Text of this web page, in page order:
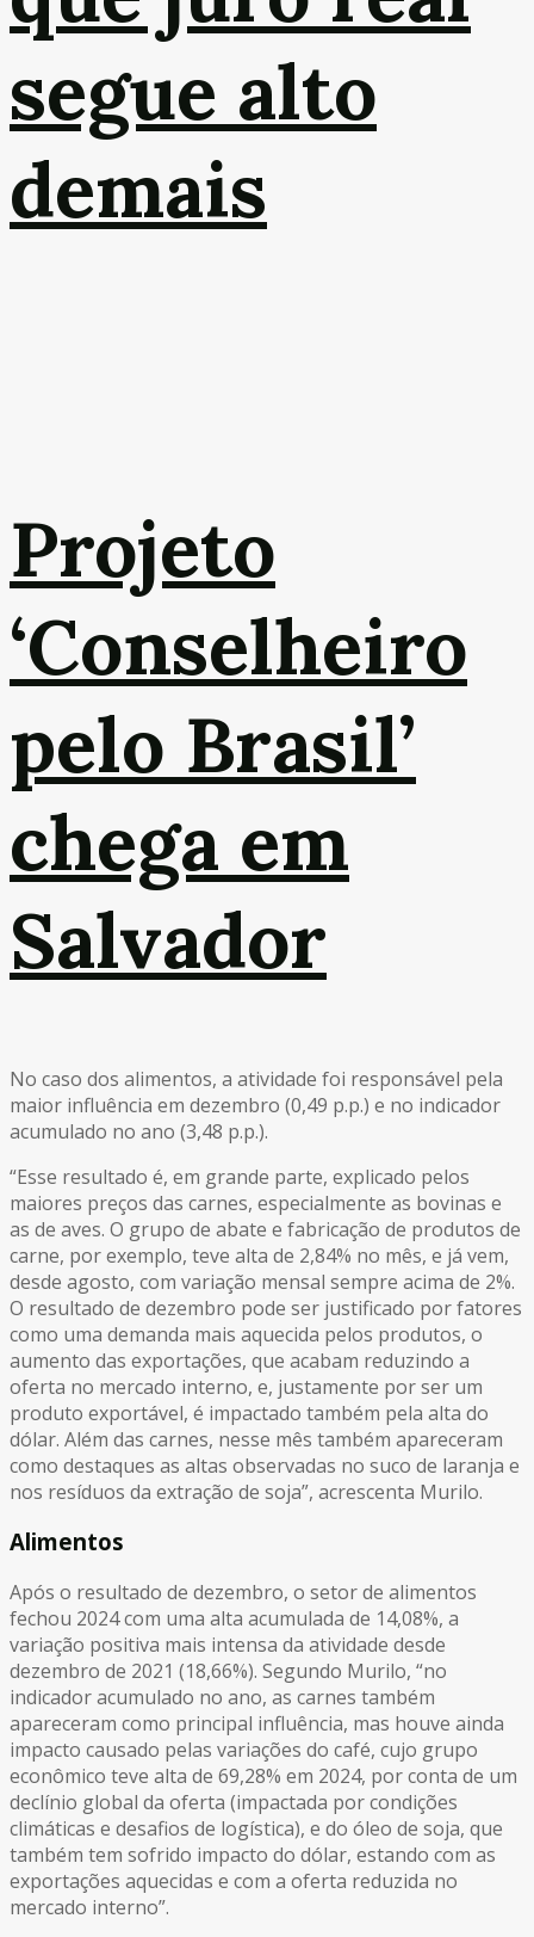
segue alto
demais
Projeto
‘Conselheiro
pelo Brasil’
chega em
Salvador
No caso dos alimentos, a atividade foi responsável pela
maior influência em dezembro (0,49 p.p.) e no indicador
acumulado no ano (3,48 p.p.).
“Esse resultado é, em grande parte, explicado pelos
maiores preços das carnes, especialmente as bovinas e
as de aves. O grupo de abate e fabricação de produtos de
carne, por exemplo, teve alta de 2,84% no mês, e já vem,
desde agosto, com variação mensal sempre acima de 2%.
O resultado de dezembro pode ser justificado por fatores
como uma demanda mais aquecida pelos produtos, o
aumento das exportações, que acabam reduzindo a
oferta no mercado interno, e, justamente por ser um
produto exportável, é impactado também pela alta do
dólar. Além das carnes, nesse mês também apareceram
como destaques as altas observadas no suco de laranja e
nos resíduos da extração de soja”, acrescenta Murilo.
Alimentos
Após o resultado de dezembro, o setor de alimentos
fechou 2024 com uma alta acumulada de 14,08%, a
variação positiva mais intensa da atividade desde
dezembro de 2021 (18,66%). Segundo Murilo, “no
indicador acumulado no ano, as carnes também
apareceram como principal influência, mas houve ainda
impacto causado pelas variações do café, cujo grupo
econômico teve alta de 69,28% em 2024, por conta de um
declínio global da oferta (impactada por condições
climáticas e desafios de logística), e do óleo de soja, que
também tem sofrido impacto do dólar, estando com as
exportações aquecidas e com a oferta reduzida no
mercado interno”.